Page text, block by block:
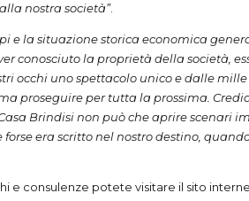
nostra società”.
la situazione storica economica
conosciuto la proprietà della società,
occhi uno spettacolo unico e dalle
proseguire per tutta la prossima.
Brindisi non può che aprire
forse era scritto nel nostro destino,
e consulenze potete visitare il sito